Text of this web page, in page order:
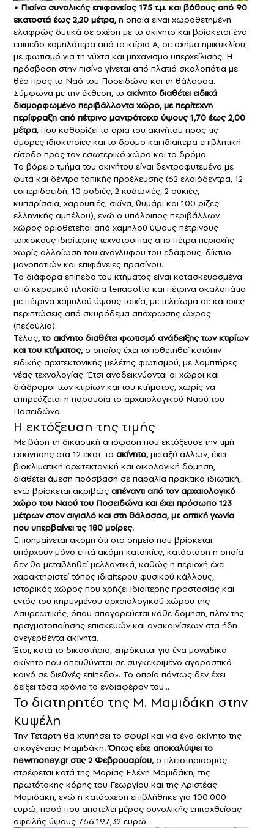
• Πισίνα συνολικής επιφανείας 175 τ.μ. και βάθους από 90
εκατοστά έως 2,20 μέτρα,η οποία είναι χωροθετημένη
ελαφρώς δυτικά σε σχέση με το ακίνητο και βρίσκεται ένα
επίπεδο χαμηλότερα από το κτίριο Α, σε σχήμα ημικυκλίου,
με φωτισμό για τη νύχτα και μηχανισμό υπερχείλισης. Η
πρόσβαση στην πισίνα γίνεται από πλατιά σκαλοπάτια με
θέα προς το Ναό του Ποσειδώνα και τη θάλασσα.
Σύμφωνα με την έκθεση, το ακίνητο διαθέτει ειδικά
διαμορφωμένο περιβάλλοντα χώρο, με περίτεχνη
περίφραξη από πέτρινο μαντρότοιχο ύψους 1,70 έως 2,00
μέτρα, που καθορίζει τα όρια του ακινήτου προς τις
όμορες ιδιοκτησίες και το δρόμο και ιδιαίτερα επιβλητική
είσοδο προς τον εσωτερικό χώρο και το δρόμο.
Το βόρειο τμήμα του ακινήτου είναι δεντροφυτεμένο με
φυτά και δέντρα τοπικής προέλευσης (62 ελαιόδεντρα, 12
εσπεριδοειδή, 10 ροδιές, 2 κυδωνιές, 2 συκιές,
κυπαρίσσια, χαρουπιές, σκίνα, θυμάρι και 100 ρίζες
ελληνικής αμπέλου), ενώ ο υπόλοιπος περιβάλλων
χώρος οριοθετείται από χαμηλού ύψους πέτρινους
τοιχίσκους ιδιαίτερης τεχνοτροπίας από πέτρα περιοχής
χωρίς αλλοίωση του ανάγλυφου του εδάφους, δίκτυο
μονοπατιών και επιφάνειες πρασίνου.
Τα διάφορα επίπεδα του κτήματος είναι κατασκευασμένα
από κεραμικά πλακίδια terracotta και πέτρινα σκαλοπάτια
με πέτρινα χαμηλού ύψους τοιχία, με τελείωμα σε κάποιες
περιπτώσεις από σκυρόδεμα απόχρωσης ώχρας
(πεζούλια).
Τέλος, το ακίνητο διαθέτει φωτισμό ανάδειξης των κτιρίων
και του κτήματος,ο οποίος έχει τοποθετηθεί κατόπιν
ειδικής αρχιτεκτονικής μελέτης φωτισμού, με λαμπτήρες
νέας τεχνολογίας. Έτσι αναδεικνύονται οι χώροι και
διάδρομοι των κτιρίων και του κτήματος, χωρίς να
επηρεάζεται η παρουσία το αρχαιολογικού Ναού του
Ποσειδώνα.
Η εκτόξευση της τιμής
Με βάση τη δικαστική απόφαση που εκτόξευσε την τιμή
εκκίνησης στα 12 εκατ. το ακίνητο,μεταξύ άλλων, έχει
βιοκλιματική αρχιτεκτονική και οικολογική δόμηση,
διαθέτει άμεση πρόσβαση σε παραλία πρακτικά ιδιωτική,
ενώ βρίσκεται ακριβώς απέναντι από τον αρχαιολογικό
χώρο του Ναού του Ποσειδώνα και έχει πρόσωπο 123
μέτρων στον αιγιαλό και στη θάλασσα, με οπτική γωνία
που υπερβαίνει τις 180 μοίρες.
Επισημαίνεται ακόμη ότι στο σημείο που βρίσκεται
υπάρχουν μόνο επτά ακόμη κατοικίες, κατάσταση η οποία
δεν θα μεταβληθεί μελλοντικά, καθώς η περιοχή έχει
χαρακτηριστεί τόπος ιδιαίτερου φυσικού κάλλους,
ιστορικός χώρος που χρήζει ιδιαίτερης προστασίας και
εντός του κηρυγμένου αρχαιολογικού χώρου της
Λαυρεωτικής, όπου απαγορεύεται κάθε δόμηση, πλην της
πραγματοποίησης επισκευών και ανακαινίσεων στα ήδη
ανεγερθέντα ακίνητα.
Έτσι, κατά το δικαστήριο, «πρόκειται για ένα μοναδικό
ακίνητο που απευθύνεται σε συγκεκριμένο αγοραστικό
κοινό σε διεθνές επίπεδο». Το οποίο πάντως δεν έχει
δείξει τόσα χρόνια το ενδιαφέρον του…
Το διατηρητέο της Μ. Μαμιδάκη στην
Κυψέλη
Την Τετάρτη θα χτυπήσει το σφυρί και για ένα ακίνητο της
οικογένειας Μαμιδάκη.Όπως είχε αποκαλύψει το
newmoney.gr στις 2 Φεβρουαρίου,ο πλειστηριασμός
στρέφεται κατά της Μαρίας Ελένη Μαμιδάκη, της
πρωτότοκης κόρης του Γεωργίου και της Αριστέας
Μαμιδάκη, ενώ η κατάσχεση επιβλήθηκε για 100.000
ευρώ, ποσό που αποτελεί μέρος συνολικής επιταχθείσας
οφειλής ύψους 766.197,32 ευρώ.